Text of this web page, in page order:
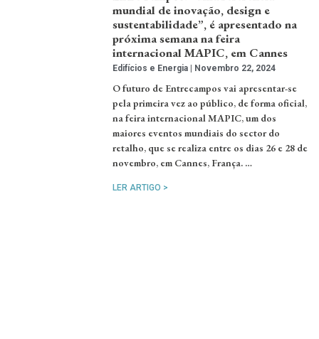
mundial de inovação, design e
sustentabilidade”, é apresentado na
próxima semana na feira
internacional MAPIC, em Cannes
Edifícios e Energia Novembro 22, 2024
O futuro de Entrecampos vai apresentar-se
pela primeira vez ao público, de forma oficial,
na feira internacional MAPIC, um dos
maiores eventos mundiais do sector do
retalho, que se realiza entre os dias 26 e 28 de
novembro, em Cannes, França. …
LER ARTIGO >